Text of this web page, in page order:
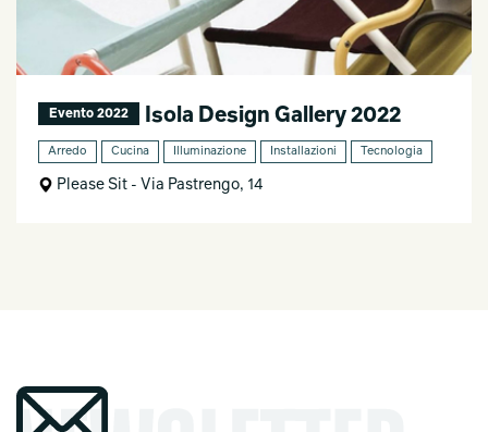
Evento 2022 Isola Design Gallery 2022
Arredo Cucina Illuminazione Installazioni Tecnologia
Please Sit - Via Pastrengo, 14